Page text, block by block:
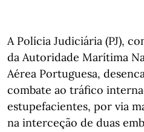
A Polícia Judiciária (PJ),
da Autoridade Marítima
Aérea Portuguesa,
combate ao tráfico
estupefacientes, por via
na interceção de duas